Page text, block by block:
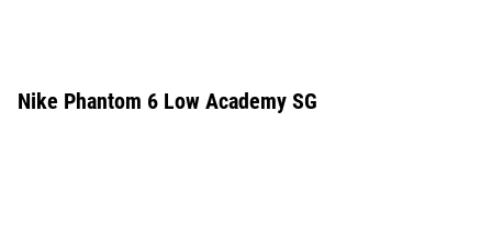
Nike Phantom 6 Low Academy SG